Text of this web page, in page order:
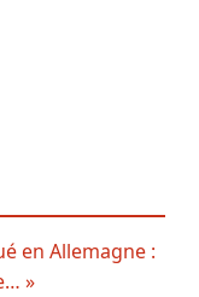
en Allemagne :
»